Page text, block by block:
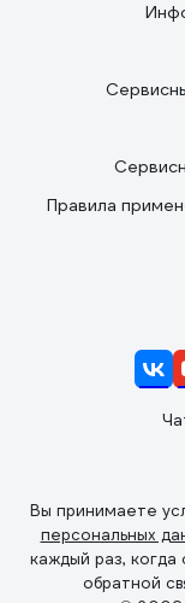
Правила
Вы принимаете
персональных
каждый раз,
обратной